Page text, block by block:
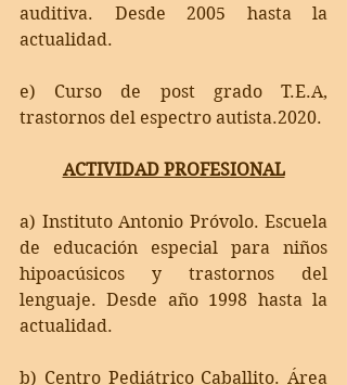
auditiva. Desde 2005 hasta la
actualidad.
e) Curso de post grado T.E.A,
trastornos del espectro autista.2020.
ACTIVIDAD PROFESIONAL
a) Instituto Antonio Próvolo. Escuela
de educación especial para niños
hipoacúsicos y trastornos del
lenguaje. Desde año 1998 hasta la
actualidad.
b) Centro Pediátrico Caballito. Área